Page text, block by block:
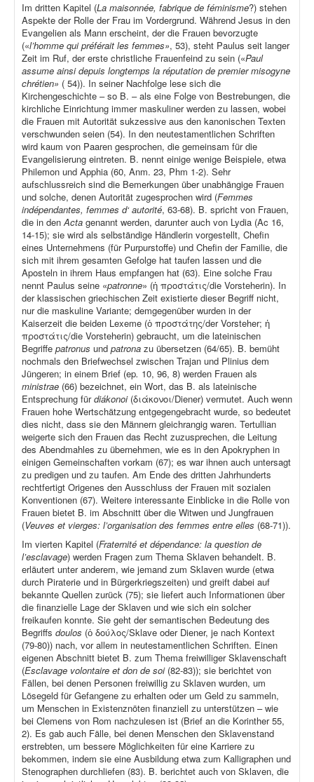
Im dritten Kapitel (La maisonnée, fabrique de féminisme?) stehen
Aspekte der Rolle der Frau im Vordergrund. Während Jesus in den
Evangelien als Mann erscheint, der die Frauen bevorzugte
(«l’homme qui préférait les femmes», 53), steht Paulus seit langer
Zeit im Ruf, der erste christliche Frauenfeind zu sein («Paul
assume ainsi depuis longtemps la réputation de premier misogyne
chrétien» ( 54)). In seiner Nachfolge lese sich die
Kirchengeschichte – so B. – als eine Folge von Bestrebungen, die
kirchliche Einrichtung immer maskuliner werden zu lassen, wobei
die Frauen mit Autorität sukzessive aus den kanonischen Texten
verschwunden seien (54). In den neutestamentlichen Schriften
wird kaum von Paaren gesprochen, die gemeinsam für die
Evangelisierung eintreten. B. nennt einige wenige Beispiele, etwa
Philemon und Apphia (60, Anm. 23, Phm 1-2). Sehr
aufschlussreich sind die Bemerkungen über unabhängige Frauen
und solche, denen Autorität zugesprochen wird (Femmes
indépendantes, femmes d‘ autorité, 63-68). B. spricht von Frauen,
die in denActa genannt werden, darunter auch von Lydia (Ac 16,
14-15); sie wird als selbständige Händlerin vorgestellt, Chefin
eines Unternehmens (für Purpurstoffe) und Chefin der Familie, die
sich mit ihrem gesamten Gefolge hat taufen lassen und die
Aposteln in ihrem Haus empfangen hat (63). Eine solche Frau
nennt Paulus seine «patronne» (ἡ προστάτις/die Vorsteherin). In
der klassischen griechischen Zeit existierte dieser Begriff nicht,
nur die maskuline Variante; demgegenüber wurden in der
Kaiserzeit die beiden Lexeme (ὁ προστάτης/der Vorsteher; ἡ
προστάτις/die Vorsteherin) gebraucht, um die lateinischen
Begriffe patronus und patrona zu übersetzen (64/65). B. bemüht
nochmals den Briefwechsel zwischen Trajan und Plinius dem
Jüngeren; in einem Brief (ep. 10, 96, 8) werden Frauen als
ministrae (66) bezeichnet, ein Wort, das B. als lateinische
Entsprechung fürdiákonoi (διάκονοι/Diener) vermutet. Auch wenn
Frauen hohe Wertschätzung entgegengebracht wurde, so bedeutet
dies nicht, dass sie den Männern gleichrangig waren. Tertullian
weigerte sich den Frauen das Recht zuzusprechen, die Leitung
des Abendmahles zu übernehmen, wie es in den Apokryphen in
einigen Gemeinschaften vorkam (67); es war ihnen auch untersagt
zu predigen und zu taufen. Am Ende des dritten Jahrhunderts
rechtfertigt Origenes den Ausschluss der Frauen mit sozialen
Konventionen (67). Weitere interessante Einblicke in die Rolle von
Frauen bietet B. im Abschnitt über die Witwen und Jungfrauen
(Veuves et vierges: l’organisation des femmes entre elles (68-71)).
Im vierten Kapitel (Fraternité et dépendance: la question de
l’esclavage) werden Fragen zum Thema Sklaven behandelt. B.
erläutert unter anderem, wie jemand zum Sklaven wurde (etwa
durch Piraterie und in Bürgerkriegszeiten) und greift dabei auf
bekannte Quellen zurück (75); sie liefert auch Informationen über
die finanzielle Lage der Sklaven und wie sich ein solcher
freikaufen konnte. Sie geht der semantischen Bedeutung des
Begriffs doulos (ὁ δούλος/Sklave oder Diener, je nach Kontext
(79-80)) nach, vor allem in neutestamentlichen Schriften. Einen
eigenen Abschnitt bietet B. zum Thema freiwilliger Sklavenschaft
(Esclavage volontaire et don de soi(82-83)); sie berichtet von
Fällen, bei denen Personen freiwillig zu Sklaven wurden, um
Lösegeld für Gefangene zu erhalten oder um Geld zu sammeln,
um Menschen in Existenznöten finanziell zu unterstützen – wie
bei Clemens von Rom nachzulesen ist (Brief an die Korinther 55,
2). Es gab auch Fälle, bei denen Menschen den Sklavenstand
erstrebten, um bessere Möglichkeiten für eine Karriere zu
bekommen, indem sie eine Ausbildung etwa zum Kalligraphen und
Stenographen durchliefen (83). B. berichtet auch von Sklaven, die